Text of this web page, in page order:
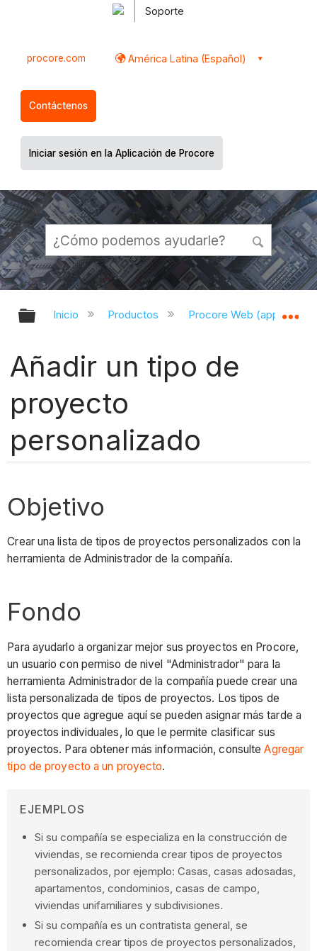
Soporte
procore.com América Latina (Español)
Contáctenos
Iniciar sesión en la Aplicación de Procore
Expandir/contraer jerarquía global
Inicio Productos Procore Web
Añadir un tipo de
proyecto
personalizado
Objetivo
Crear una lista de tipos de proyectos personalizados con la
herramienta de Administrador de la compañía.
Fondo
Para ayudarlo a organizar mejor sus proyectos en Procore,
un usuario con permiso de nivel "Administrador" para la
herramienta Administrador de la compañía puede crear una
lista personalizada de tipos de proyectos. Los tipos de
proyectos que agregue aquí se pueden asignar más tarde a
proyectos individuales, lo que le permite clasificar sus
proyectos. Para obtener más información, consulteAgregar
tipo de proyecto a un proyecto.
EJEMPLOS
Si su compañía se especializa en la construcción de
viviendas, se recomienda crear tipos de proyectos
personalizados, por ejemplo: Casas, casas adosadas,
apartamentos, condominios, casas de campo,
viviendas unifamiliares y subdivisiones.
Si su compañía es un contratista general, se
recomienda crear tipos de proyectos personalizados,